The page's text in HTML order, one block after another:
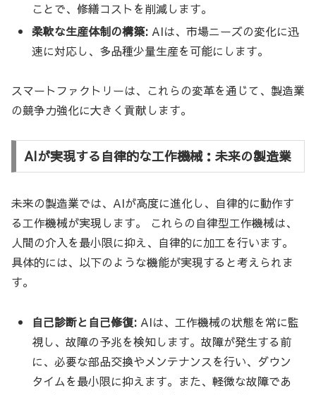
ことで、修繕コストを削減します。
柔軟な生産体制の構築: AIは、市場ニーズの変化に迅
速に対応し、多品種少量生産を可能にします。
スマートファクトリーは、これらの変革を通じて、製造業
の競争力強化に大きく貢献します。
AIが実現する自律的な工作機械：未来の製造業
未来の製造業では、AIが高度に進化し、自律的に動作す
る工作機械が実現します。 これらの自律型工作機械は、
人間の介入を最小限に抑え、自律的に加工を行います。
具体的には、以下のような機能が実現すると考えられま
す。
自己診断と自己修復: AIは、工作機械の状態を常に監
視し、故障の予兆を検知します。故障が発生する前
に、必要な部品交換やメンテナンスを行い、ダウン
タイムを最小限に抑えます。また、軽微な故障であ